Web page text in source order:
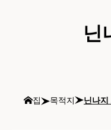
닌
집 목적지 닌나지